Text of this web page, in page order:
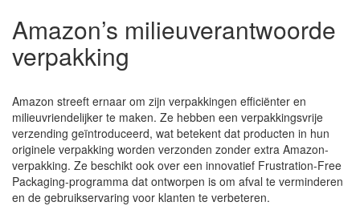
Amazon’s milieuverantwoorde
verpakking
Amazon streeft ernaar om zijn verpakkingen efficiënter en
milieuvriendelijker te maken. Ze hebben een verpakkingsvrije
verzending geïntroduceerd, wat betekent dat producten in hun
originele verpakking worden verzonden zonder extra Amazon-
verpakking. Ze beschikt ook over een innovatief Frustration-Free
Packaging-programma dat ontworpen is om afval te verminderen
en de gebruikservaring voor klanten te verbeteren.